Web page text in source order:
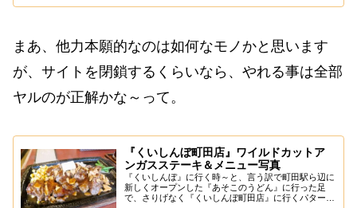
まあ、他力本願的なのは如何なモノかと思います
が、サイトを閉鎖するくらいなら、やれる事は全部
ヤルのが正解かな～って。
『くいしんぼ町田店』ワイルドカットア
ンガスステーキ＆メニュー写真
『くいしんぼ』に行く時～と、言う訳で町田駅ら辺に
新しくオープンした『あそこのうどん』に行った足
で、さりげなく『くいしんぼ町田店』に行くパターン